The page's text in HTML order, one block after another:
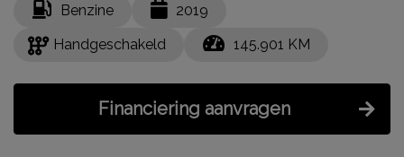
Benzine
2019
Handgeschakeld
145.901 KM
Financiering aanvragen